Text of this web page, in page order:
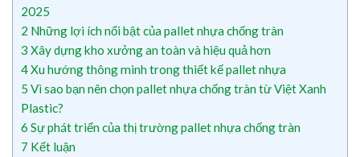
2025
2 Những lợi ích nổi bật của pallet nhựa chống tràn
3 Xây dựng kho xưởng an toàn và hiệu quả hơn
4Xu hướng thông minh trong thiết kế pallet nhựa
5 Vì sao bạn nên chọn pallet nhựa chống tràn từ Việt Xanh
Plastic?
6 Sự phát triển của thị trường pallet nhựa chống tràn
7 Kết luận